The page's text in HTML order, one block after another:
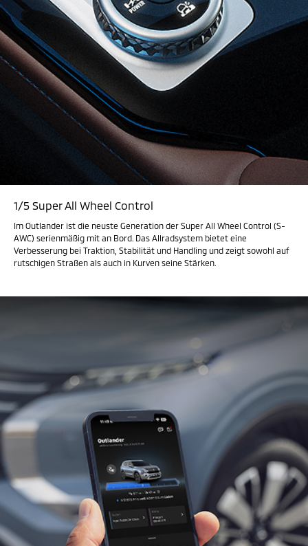
1/5 Super All Wheel Control
Im Outlander ist die neuste Generation der Super All Wheel Control (S-
AWC) serienmäßig mit an Bord. Das Allradsystem bietet eine
Verbesserung bei Traktion, Stabilität und Handling und zeigt sowohl auf
rutschigen Straßen als auch in Kurven seine Stärken.